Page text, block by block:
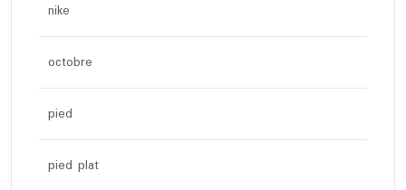
nike
octobre
pied
pied plat